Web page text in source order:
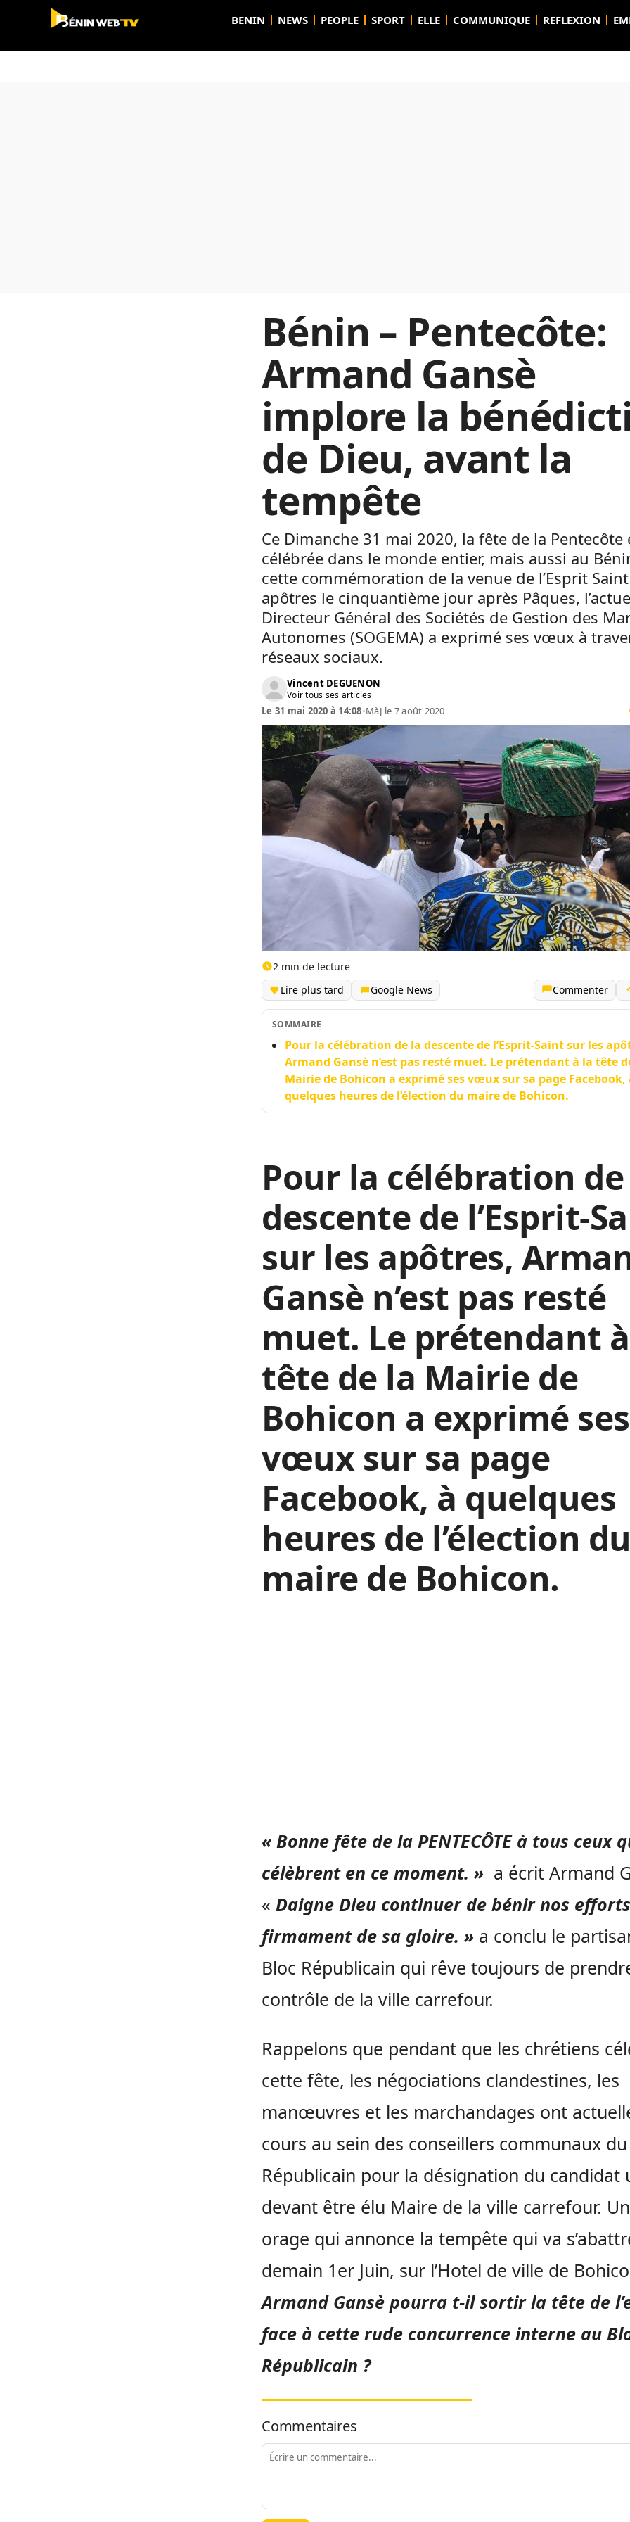
BENIN NEWS PEOPLE SPORT ELLE COMMUNIQUE REFLEXION
Bénin – Pentecôte:
Armand Gansè
implore la
de Dieu, avant la
tempête
Ce Dimanche 31 mai 2020, la fête de la Pentecôte
célébrée dans le monde entier, mais aussi au
cette commémoration de la venue de l’Esprit
apôtres le cinquantième jour après Pâques,
Directeur Général des Sociétés de Gestion des
Autonomes (SOGEMA) a exprimé ses vœux à
réseaux sociaux.
Vincent DEGUENON
Voir tous ses articles
Le 31 mai 2020 à 14:08•MàJ le 7 août 2020
2 min de lecture
Lire plus tard
Google News Commenter
SOMMAIRE
Pour la célébration de la descente de l’Esprit-Saint sur les
Armand Gansè n’est pas resté muet. Le prétendant à la tête
Mairie de Bohicon a exprimé ses vœux sur sa page Facebook,
quelques heures de l’élection du maire de Bohicon.
Pour la célébration
descente de l’Esprit-
sur les apôtres,
Gansè n’est pas resté
muet. Le prétendant
tête de la Mairie de
Bohicon a exprimé ses
vœux sur sa page
Facebook, à quelques
heures de l’élection
maire de Bohicon.
« Bonne fête de la PENTECÔTE à tous ceux
célèbrent en ce moment. » a écrit Armand
« Daigne Dieu continuer de bénir nos
firmament de sa gloire. » a conclu le
Bloc Républicain qui rêve toujours de
contrôle de la ville carrefour.
Rappelons que pendant que les chrétiens
cette fête, les négociations clandestines, les
manœuvres et les marchandages ont
cours au sein des conseillers communaux
Républicain pour la désignation du candidat
devant être élu Maire de la ville carrefour.
orage qui annonce la tempête qui va
demain 1er Juin, sur l’Hotel de ville de
Armand Gansè pourra t-il sortir la tête de
face à cette rude concurrence interne au
Républicain ?
Commentaires